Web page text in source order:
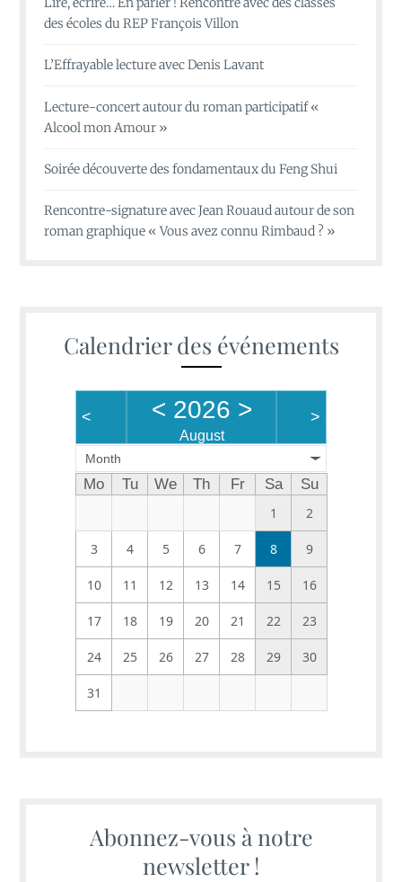
des écoles du REP François Villon
L’Effrayable lecture avec Denis Lavant
Lecture-concert autour du roman participatif «
Alcool mon Amour »
Soirée découverte des fondamentaux du Feng Shui
Rencontre-signature avec Jean Rouaud autour de son
roman graphique « Vous avez connu Rimbaud ? »
Calendrier des événements
< < 2026 >
August
>
Month
Mo Tu We Th Fr Sa
Su
1
2
3 4 5 6 7 8 9
10 11 12 13 14 15 16
17 18 19 20 21 22 23
24 25 26 27 28 29 30
31
Abonnez-vous à notre
newsletter !